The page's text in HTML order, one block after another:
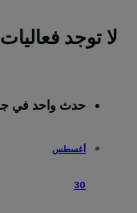
لا توجد
حدث واحد في
أغسطس
30